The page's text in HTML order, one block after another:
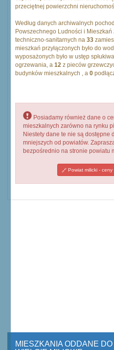
przeciętnej powierzchni
Według danych archiwalnych
Powszechnego Ludności i Mieszkań
techniczno-sanitarnych na 33
mieszkań przyłączonych było do
wyposażonych było w ustęp
ogrzewania, a 12 z pieców
budynków mieszkalnych , a 0
Posiadamy również dane o
mieszkalnych zarówno na rynku
Niestety dane te nie są dostępne
mniejszych od powiatów.
bezpośrednio na stronie powiatu
Powiat milicki -
MIESZKANIA ODDANE